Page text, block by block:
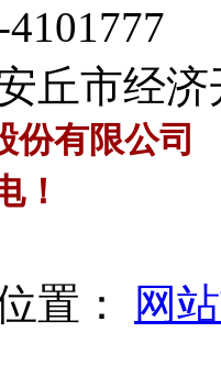
丘市经济
份有限公司
！
置：
网